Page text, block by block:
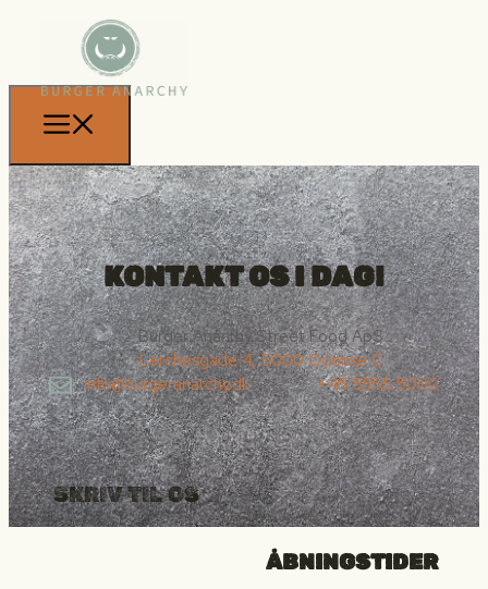
KONTAKT OS I DAG!
Burger Anarchy Street Food ApS
Lerchesgade 4, 5000 Odense C
info@burgeranarchy.dk
+45 5555 5000
SKRIV TIL OS
ÅBNINGSTIDER